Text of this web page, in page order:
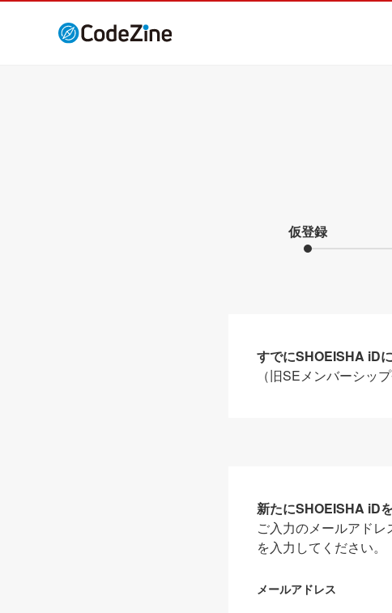
仮登録
すでにSHOEISHA iD
（旧SEメンバーシッ
新たにSHOEISHA iD
ご入力のメールアド
を入力してください。
メールアドレス